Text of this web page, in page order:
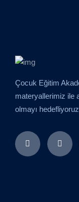
Çocuk Eğitim
materyallerimiz ile
olmayı